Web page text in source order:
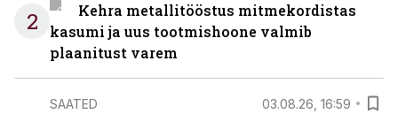
2
Kehra metallitööstus mitmekordistas
kasumi ja uus tootmishoone valmib
plaanitust varem
SAATED 03.08.26, 16:59